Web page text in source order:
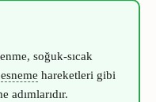
soğuk-sıcak
esneme GermeKas ve bağ
hareketleri gibi
adımlarıdır.